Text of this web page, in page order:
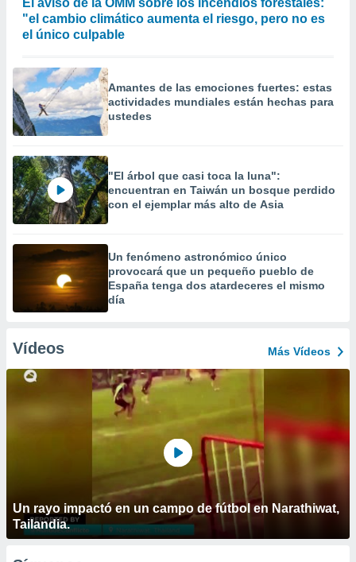
El aviso de la OMM sobre los incendios forestales:
"el cambio climático aumenta el riesgo, pero no es
el único culpable
Amantes de las emociones fuertes: estas
actividades mundiales están hechas para
ustedes
"El árbol que casi toca la luna":
encuentran en Taiwán un bosque perdido
con el ejemplar más alto de Asia
Un fenómeno astronómico único
provocará que un pequeño pueblo de
España tenga dos atardeceres el mismo
día
Vídeos Más Vídeos
Un rayo impactó en un campo de fútbol en Narathiwat,
Tailandia.